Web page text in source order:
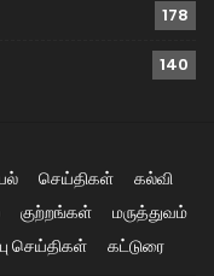
178
140
செய்திகள்
கல்வி
குற்றங்கள்
மருத்துவம்
செய்திகள் கட்டுரை